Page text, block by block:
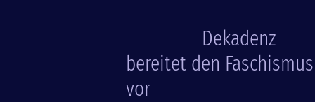
Dekadenz
bereitet den Faschismus
vor